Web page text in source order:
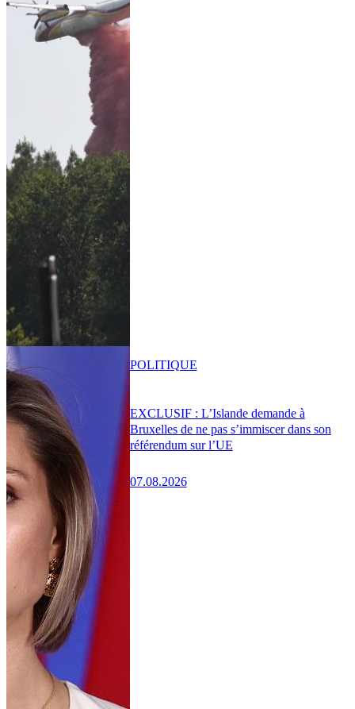
EXCLUSIF : L’Islande demande à
Bruxelles de ne pas s’immiscer dans son
référendum sur l’UE
07.08.2026
POLITIQUE